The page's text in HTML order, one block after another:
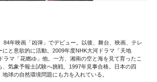
84年映画「凶弾」でデビュー。以後、舞台、映画、テレ
にと意欲的に活動。2009年度NHK大河ドラマ「天地
ラマ「花燃ゆ」他。一方、湘南の空と海を見て育ったこ
、気象予報士試験へ挑戦、1997年見事合格。日本の四
球の自然環境問題にも力を入れている。